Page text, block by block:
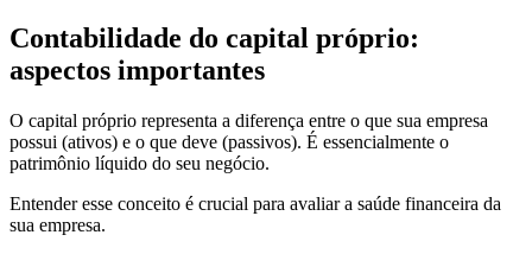
Contabilidade do capital próprio:
aspectos importantes
O capital próprio representa a diferença entre o que sua empresa
possui (ativos) e o que deve (passivos). É essencialmente o
patrimônio líquido do seu negócio.
Entender esse conceito é crucial para avaliar a saúde financeira da
sua empresa.